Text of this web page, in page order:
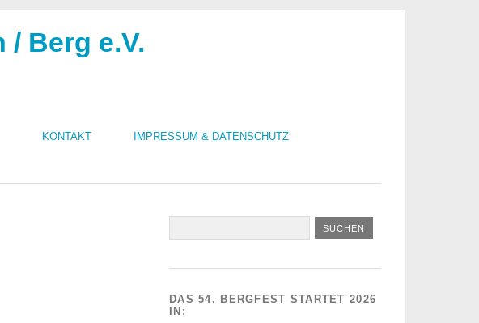
KONTAKT IMPRESSUM & DATENSCHUTZ
Berg e.V.
DAS 54. BERGFEST STARTET 2026
IN: